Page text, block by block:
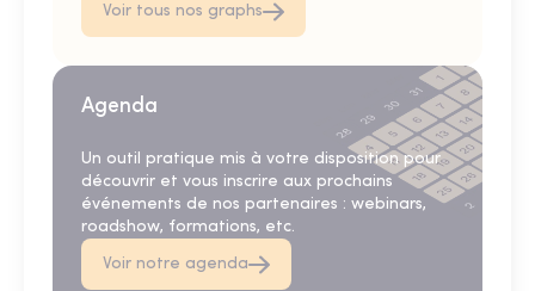
Voir tous nos graphs
Agenda
Un outil pratique mis à votre disposition pour
découvrir et vous inscrire aux prochains
événements de nos partenaires : webinars,
roadshow, formations, etc.
Voir notre agenda